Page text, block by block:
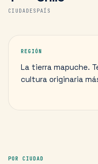
CIUDADES PAÍS
REGIÓN
La tierra mapuche.
cultura originaria
POR CIUDAD